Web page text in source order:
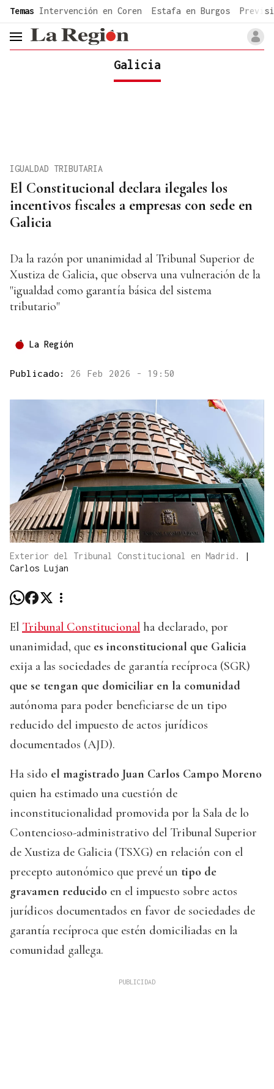
common.go-to-content
Temas Intervención en Coren Estafa en Burgos
header.menu.open
Galicia
El Constitucional declara ilegales los
incentivos fiscales a empresas con sede en
Galicia
IGUALDAD TRIBUTARIA
Da la razón por unanimidad al Tribunal Superior de
Xustiza de Galicia, que observa una vulneración de la
"igualdad como garantía básica del sistema
tributario"
La Región
Publicado: 26 Feb 2026 - 19:50
Exterior del Tribunal Constitucional en Madrid.
|
Carlos Lujan
El Tribunal Constitucional ha declarado, por
unanimidad, que es inconstitucional que Galicia
exija a las sociedades de garantía recíproca (SGR)
que se tengan que domiciliar en la comunidad
autónoma para poder beneficiarse de un tipo
reducido del impuesto de actos jurídicos
documentados (AJD).
Ha sido el magistrado Juan Carlos Campo Moreno
quien ha estimado una cuestión de
inconstitucionalidad promovida por la Sala de lo
Contencioso-administrativo del Tribunal Superior
de Xustiza de Galicia (TSXG) en relación con el
precepto autonómico que prevé un tipo de
gravamen reducido en el impuesto sobre actos
jurídicos documentados en favor de sociedades de
garantía recíproca que estén domiciliadas en la
comunidad gallega.